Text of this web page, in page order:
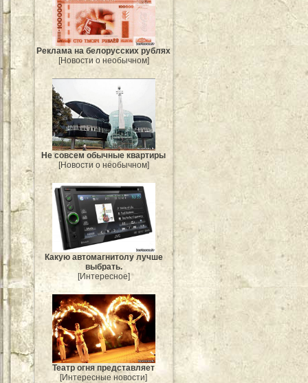
Реклама на белорусских рублях
[Новости о необычном]
Не совсем обычные квартиры
[Новости о необычном]
Какую автомагнитолу лучше
выбрать.
[Интересное]
Театр огня представляет
[Интересные новости]